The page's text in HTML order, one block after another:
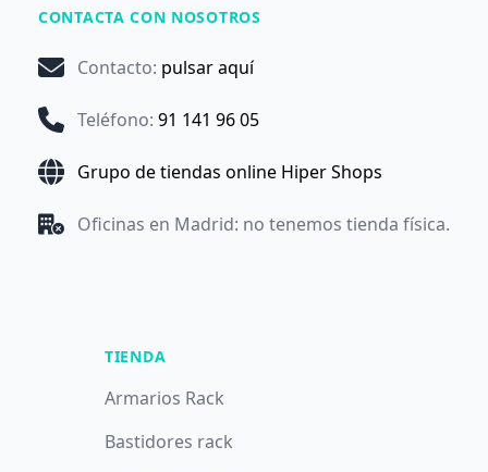
CONTACTA CON NOSOTROS
Contacto: pulsar aquí
Teléfono: 91 141 96 05
Grupo de tiendas online Hiper Shops
Oficinas en Madrid: no tenemos tienda física.
TIENDA
Armarios Rack
Bastidores rack